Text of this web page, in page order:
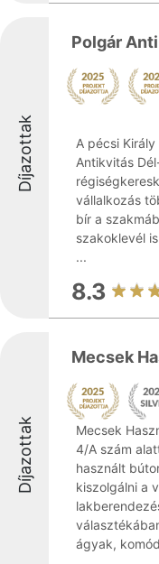
Díjazottak
Polgár
A pécsi
Antikvitás
vállalkozás
bír a
szakoklevél
...
8.3
Díjazottak
Mecsek
Mecsek
4/A szám
használt
kiszolgálni a
ágyak,